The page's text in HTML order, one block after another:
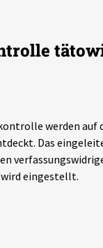
werden auf
Das
eingestellt.